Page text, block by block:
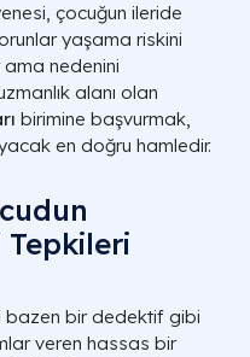
çocuğun ileride
yaşama riskini
ama nedenini
alanı olan
birimine başvurmak,
en doğru hamledir.
bazen bir dedektif gibi
veren hassas bir